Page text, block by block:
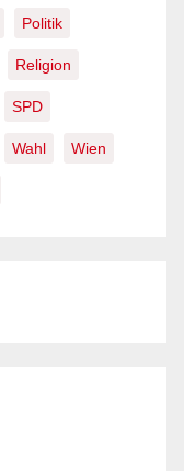
Politik
Religion
SPD
Wahl Wien